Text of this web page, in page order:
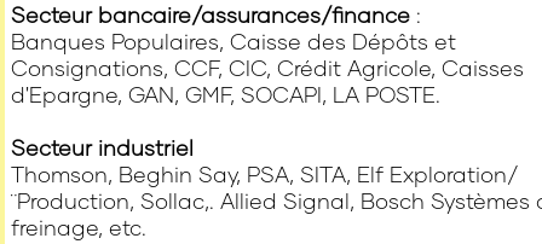
Secteur bancaire/assurances/finance:
Banques Populaires, Caisse des Dépôts et
Consignations, CCF, CIC, Crédit Agricole, Caisses
d'Epargne, GAN, GMF, SOCAPI, LA POSTE.
Secteur industriel
Thomson, Beghin Say, PSA, SITA, Elf Exploration/
¨Production, Sollac,. Allied Signal, Bosch Systèmes
freinage, etc.